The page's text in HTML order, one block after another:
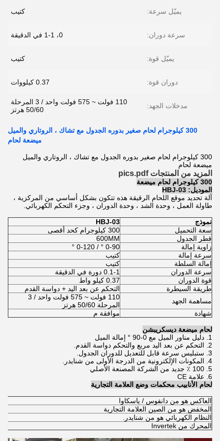
يميّل سرعة: كتيب
سرعة دوران: 0، 1-1 في الدقيقة
يميّل قوة: كتيب
دوران قوة: 0.37 كيلووات
مدخلات الجهد:
110 فولت ~ 575 فولت واحد / 3 المرحلة
50/60 هرتز
300 كيلوجرام لحام صغير بدوره الجدول مع تشاك ، الروتاري والميل
ميضعة لحام
300 كيلوجرام لحام صغير بدوره الجدول مع تشاك ، الروتاري والميل
ميضعة لحام
المزيد من المنتجات pics.pdf
300 كيلوجرام لحام ميضعة
الموديل: HBJ-03
آلة تحديد موقع اللحام الرقيقة هذه تتكون بشكل أساسي من المركزية ،
طاولة العمل ، وحدة الشد ، وحدة الدوران ، وجزء التحكم الكهربائي.
نموذج
HBJ-03
سعة التحميل
300 كيلوجرام كحد أقصى
قطر الجدول
600MM
زاوية إمالة
0-90 ° / 0-120 °
سرعة إمالة
كتيب
إمالة السلطة
كتيب
سرعة الدوران
0.1-1 دورة في الدقيقة
قوة الدوران
0.37 كيلو واط
طريقة السيطرة
التحكم عن بعد اليد + دواسة القدم
مساهمة الجهد
110 فولت ~ 575 فولت واحد / 3
المرحلة 50/60 هرتز
شهادة
موافقة م
لحام ميضعة ديسكريبشن
1. دليل مناور الميل مع 0-90 ° إمالة الميل
2. التحكم عن بعد اليد مربع والتحكم دواسة القدم.
3. ستبليس سرعة قابل للتعديل للدوران الجدول.
4. المكونات الإلكترونية من الدرجة الأولى من شنايدر.
5. 100 ٪ جديد من الشركة المصنعة الأصلي
6. علامة CE
لحام الأنابيب محكمات وضع العلامة التجارية
العاكس هو من دانفوس / ياسكاوا
المخفض هو من الصين العلامة التجارية
النظام الكهربائي هو من شنايدر.
المحرك من Invertek